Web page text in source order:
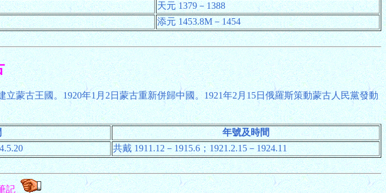
天元 1379－1388
添元 1453.8M－1454
蒙古王國。1920年1月2日蒙古重新併歸中國。1921年2月15日俄羅斯策動蒙古人民黨發動
年號及時間
共戴 1911.12－1915.6；1921.2.15－1924.11
記